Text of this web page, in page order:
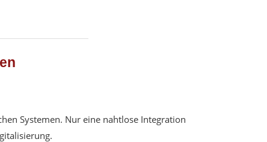
Systemen. Nur eine nahtlose Integration